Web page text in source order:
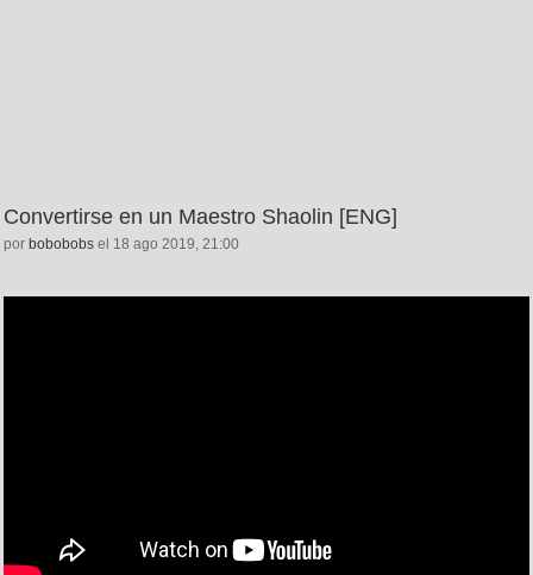
Convertirse en un Maestro Shaolin [ENG]
por bobobobs el 18 ago 2019, 21:00